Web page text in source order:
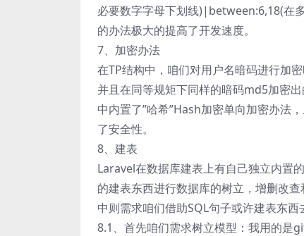
必要数字字母下划线)|between:6,18(在
的办法极大的提高了开发速度。
7、加密办法
在TP结构中，咱们对用户名暗码进行加
并且在同等规矩下同样的暗码md5加密
中内置了”哈希”Hash加密单向加密办法
了安全性。
8、建表
Laravel在数据库建表上有自己独立内置
的建表东西进行数据库的树立，增删改
中则需求咱们借助SQL句子或许建表东西
8.1、首先咱们需求树立模型：我用的